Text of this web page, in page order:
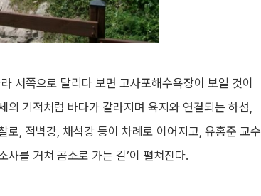
서쪽으로 달리다 보면 고사포해수욕장이 보일 것이
의 기적처럼 바다가 갈라지며 육지와 연결되는 하섬,
, 적벽강, 채석강 등이 차례로 이어지고, 유홍준 교수
사를 거쳐 곰소로 가는 길’이 펼쳐진다.